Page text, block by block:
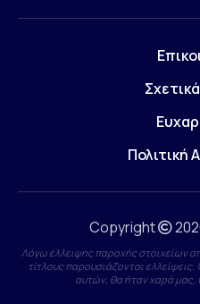
Πολιτική
Copyright
Λόγω έλλειψης παροχής στοιχείων
τίτλους παρουσιάζονται
αυτών, θα ήταν χαρά μας,